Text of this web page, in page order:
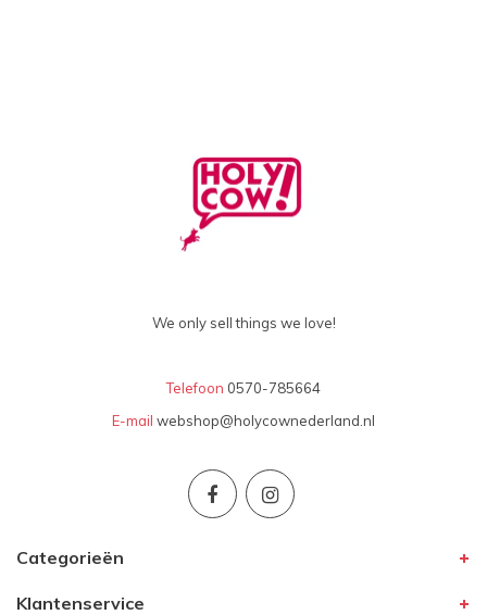
We only sell things we love!
Telefoon 0570-785664
E-mail webshop@holycownederland.nl
Categorieën
Klantenservice